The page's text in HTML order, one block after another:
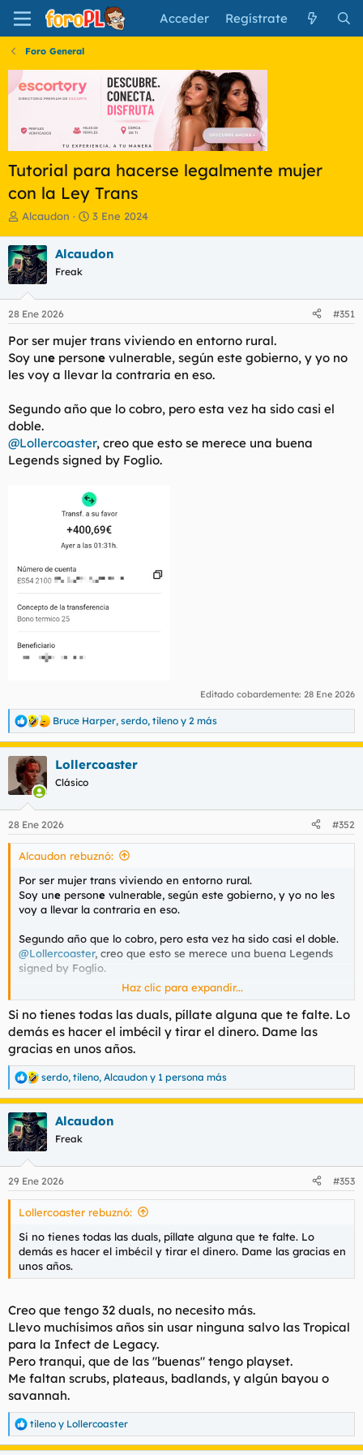
Acceder Regístrate
Foro General
Tutorial para hacerse legalmente mujer
con la Ley Trans
I
i
c
i
a
d
o
d
e
l
e
m
a
Alcaudon
F
h
e
i
c
i
3 Ene 2024
Alcaudon
Freak
28 Ene 2026 #351
Por ser mujer trans viviendo en entorno rural.
Soy une persone vulnerable, según este gobierno, y yo no
les voy a llevar la contraria en eso.
Segundo año que lo cobro, pero esta vez ha sido casi el
doble.
@Lollercoaster, creo que esto se merece una buena
Legends signed by Foglio.
Editado cobardemente: 28 Ene 2026
R
e
a
c
c
i
e
s
Bruce Harper, serdo, tileno y 2 más
Lollercoaster
Clásico
28 Ene 2026 #352
Alcaudon rebuznó:
Por ser mujer trans viviendo en entorno rural.
Soy une persone vulnerable, según este gobierno, y yo no les
voy a llevar la contraria en eso.
Segundo año que lo cobro, pero esta vez ha sido casi el doble.
@Lollercoaster, creo que esto se merece una buena Legends
signed by Foglio.
Ver el archivos adjunto 210842
Haz clic para expandir...
Si no tienes todas las duals, píllate alguna que te falte. Lo
demás es hacer el imbécil y tirar el dinero. Dame las
gracias en unos años.
R
e
a
c
c
i
e
s
serdo, tileno, Alcaudon y 1 persona más
Alcaudon
Freak
29 Ene 2026 #353
Lollercoaster rebuznó:
Si no tienes todas las duals, píllate alguna que te falte. Lo
demás es hacer el imbécil y tirar el dinero. Dame las gracias en
unos años.
Creo que tengo 32 duals, no necesito más.
Llevo muchísimos años sin usar ninguna salvo las Tropical
para la Infect de Legacy.
Pero tranqui, que de las "buenas" tengo playset.
Me faltan scrubs, plateaus, badlands, y algún bayou o
savannah.
R
e
tileno y Lollercoaster